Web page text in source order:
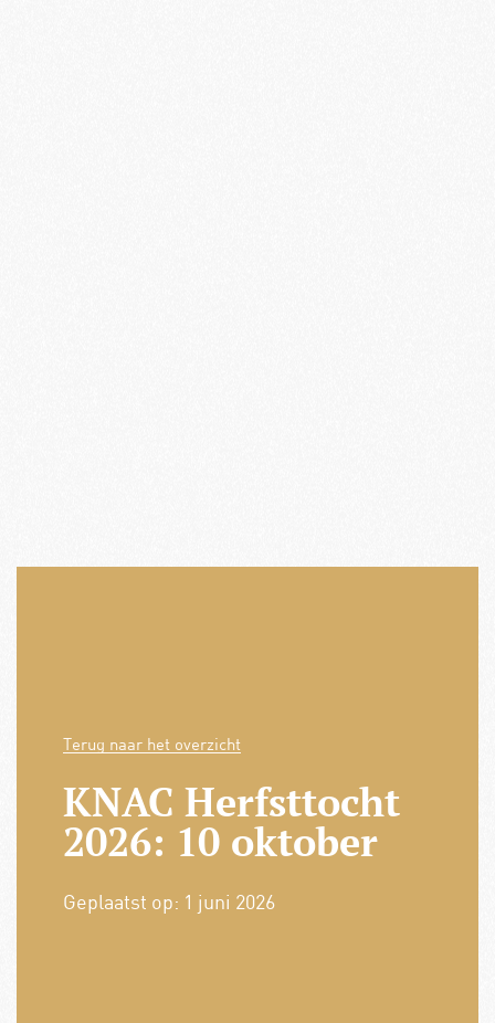
Terug naar het overzicht
KNAC Herfsttocht
2026: 10 oktober
Geplaatst op: 1 juni 2026